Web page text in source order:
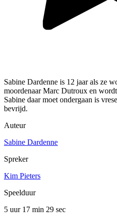
Sabine Dardenne is 12 jaar als ze
moordenaar Marc Dutroux en
Sabine daar moet ondergaan is
bevrijd.
Auteur
Sabine Dardenne
Spreker
Kim Pieters
Speelduur
5 uur 17 min 29 sec